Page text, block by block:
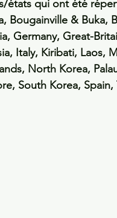
états qui ont été
Bougainville & Buka,
Germany, Great-
Italy, Kiribati, Laos,
North Korea,
South Korea,